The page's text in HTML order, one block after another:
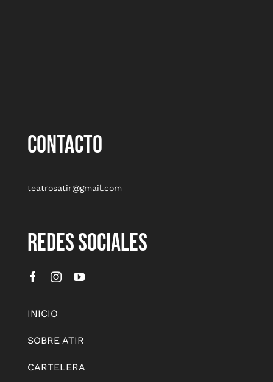
CONTACTO
teatrosatir@gmail.com
REDES SOCIALES
INICIO
SOBRE ATIR
CARTELERA